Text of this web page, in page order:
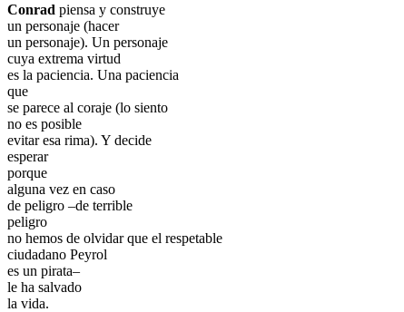
Conrad piensa y construye
un personaje (hacer
un personaje). Un personaje
cuya extrema virtud
es la paciencia. Una paciencia
que
se parece al coraje (lo siento
no es posible
evitar esa rima). Y decide
esperar
porque
alguna vez en caso
de peligro –de terrible
peligro
no hemos de olvidar que el respetable
ciudadano Peyrol
es un pirata–
le ha salvado
la vida.